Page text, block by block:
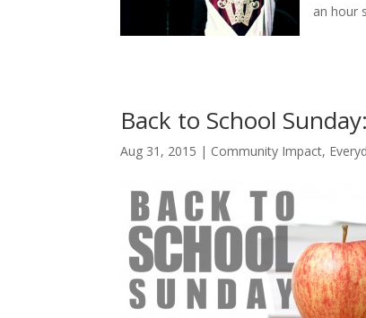
an hour
Back to School
Aug 31, 2015 | Community Impact,